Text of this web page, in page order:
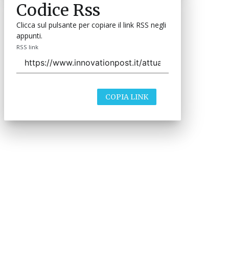
Codice Rss
Clicca sul pulsante per copiare il link RSS negli
appunti.
RSS link
COPIA LINK